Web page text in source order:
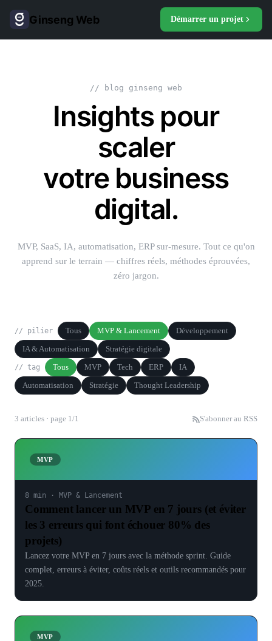
Ginseng Web Démarrer un projet
// blog ginseng web
Insights pour
scaler
votre business
digital.
MVP, SaaS, IA, automatisation, ERP sur-mesure. Tout ce qu'on
apprend sur le terrain — chiffres réels, méthodes éprouvées,
zéro jargon.
// pilier Tous MVP & Lancement
Développement
IA & Automatisation
Stratégie digitale
// tag Tous MVP Tech ERP
IA
Automatisation
Stratégie Thought Leadership
3 articles · page 1/1 S'abonner au RSS
MVP
8 min · MVP & Lancement
Comment lancer un MVP en 7 jours (et éviter
les 3 erreurs qui font échouer 80% des
projets)
Lancez votre MVP en 7 jours avec la méthode sprint. Guide
complet, erreurs à éviter, coûts réels et outils recommandés pour
2025.
MVP